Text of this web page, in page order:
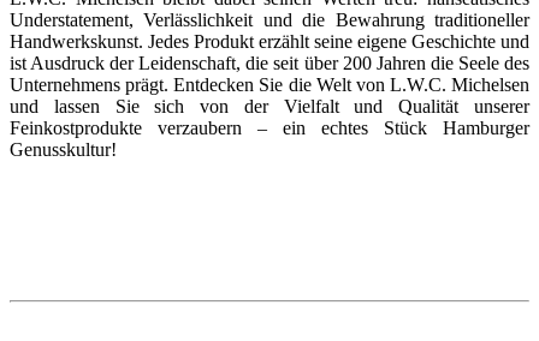
Understatement, Verlässlichkeit und die Bewahrung traditioneller
Handwerkskunst. Jedes Produkt erzählt seine eigene Geschichte und
ist Ausdruck der Leidenschaft, die seit über 200 Jahren die Seele des
Unternehmens prägt. Entdecken Sie die Welt von L.W.C. Michelsen
und lassen Sie sich von der Vielfalt und Qualität unserer
Feinkostprodukte verzaubern – ein echtes Stück Hamburger
Genusskultur!